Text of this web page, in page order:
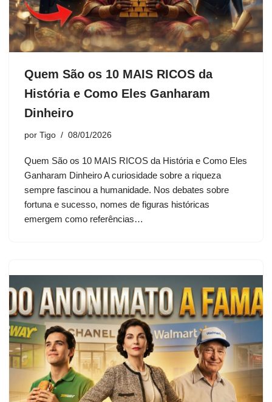
Quem São os 10 MAIS RICOS da
História e Como Eles Ganharam
Dinheiro
por Tigo 08/01/2026
Quem São os 10 MAIS RICOS da História e Como Eles
Ganharam Dinheiro A curiosidade sobre a riqueza
sempre fascinou a humanidade. Nos debates sobre
fortuna e sucesso, nomes de figuras históricas
emergem como referências…